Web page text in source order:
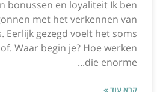
bonussen en loyaliteit Ik ben
met het verkennen van
Eerlijk gezegd voelt het soms
Waar begin je? Hoe werken
die enorme...
קרא עוד »